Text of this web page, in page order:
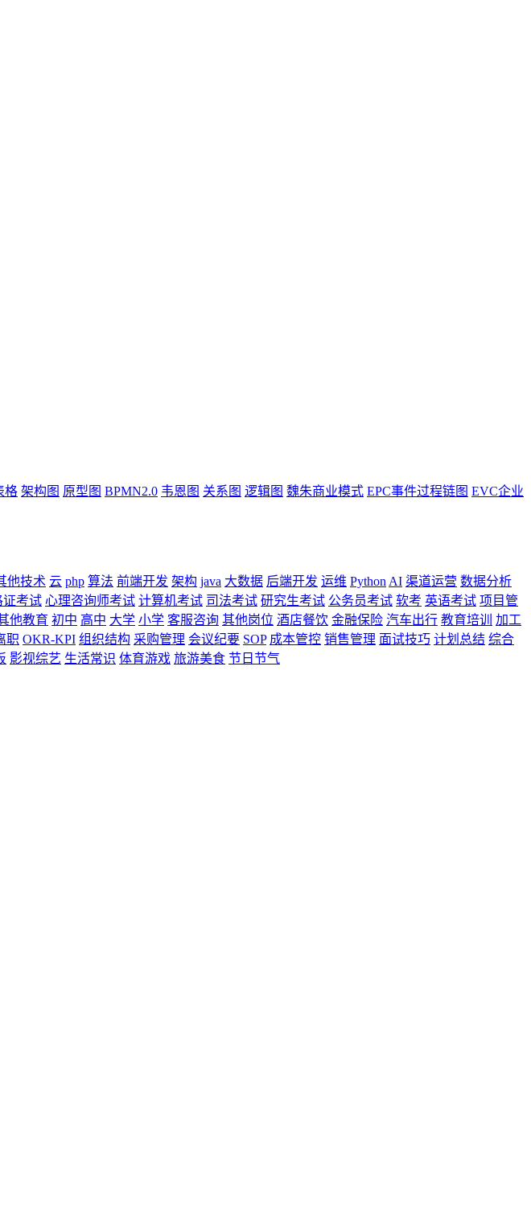
格 架构图 原型图 BPMN2.0 韦恩图 关系图 逻辑图 魏朱商业模式 EPC事件过程链图 EVC企业
他技术 云 php 算法 前端开发 架构 java 大数据 后端开发 运维 Python AI 渠道运营 数据分析
证考试 心理咨询师考试 计算机考试 司法考试 研究生考试 公务员考试 软考 英语考试 项目管
他教育 初中 高中 大学 小学 客服咨询 其他岗位 酒店餐饮 金融保险 汽车出行 教育培训
加工
职 OKR-KPI 组织结构 采购管理 会议纪要 SOP 成本管控 销售管理 面试技巧 计划总结 综合
影视综艺 生活常识 体育游戏 旅游美食 节日节气